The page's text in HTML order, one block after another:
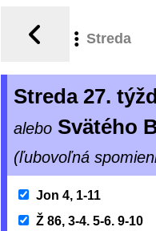
Streda
Streda 27.
alebo Svätého
(ľubovoľná
Jon 4, 1-11
Ž 86, 3-4. 5-6. 9-10